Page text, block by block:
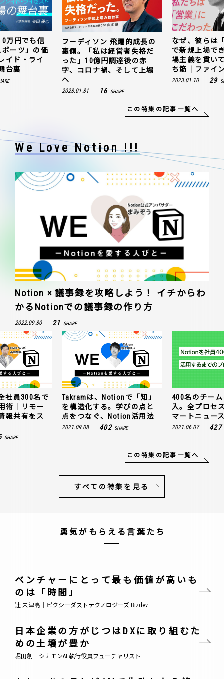
万円でも信
ーツ」の価
イド・ライ
台裏
フーディソン 飛躍的成長の
裏側。「私は経営者失格だ
った」10億円調達後の赤
字、コロナ禍、そして上場
へ
2023.01.31 16 SHARE
なぜ、彼らは
で新規上場で
場主義を貫い
ち筋｜ファイ
2023.01.10 29
この特集の記事一覧へ
We Love Notion !!!
Notion × 議事録を攻略しよう！ イチからわ
かるNotionでの議事録の作り方
2022.09.30 21 SHARE
社員300名で
術｜リモー
報共有をス
SHARE
Takramは、Notionで「知」
を構造化する。学びの点と
点をつなぐ、Notion活用法
2021.09.08 402 SHARE
400名のチー
入。全プロセ
マートニュー
2021.06.07 427
この特集の記事一覧へ
すべての特集を見る
勇気がもらえる言葉たち
ベンチャーにとって最も価値が高いも
のは「時間」
辻 未津高｜ピクシーダストテクノロジーズ Bizdev
日本企業の方がじつはDXに取り組むた
めの土壌が豊か
堀田創｜シナモンAI 執行役員フューチャリスト